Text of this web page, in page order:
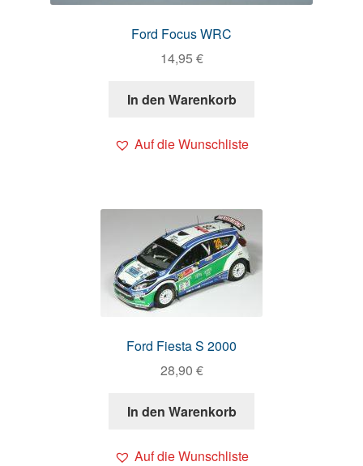
Ford Focus WRC
14,95 €
In den Warenkorb
Auf die Wunschliste
Ford Fiesta S 2000
28,90 €
In den Warenkorb
Auf die Wunschliste